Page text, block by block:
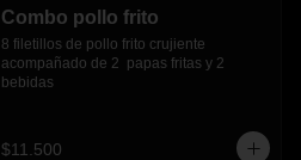
Combo pollo frito
8 filetillos de pollo frito crujiente
acompañado de 2  papas fritas y 2
bebidas
$11.500